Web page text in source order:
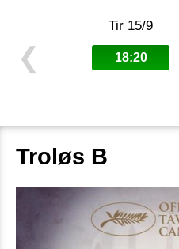
❮
Tir 15/9
18:20
Troløs B